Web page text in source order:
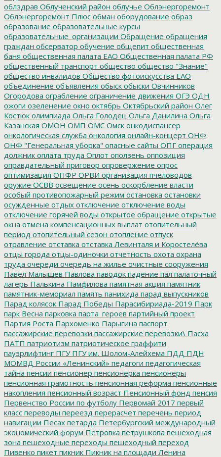
облздрав Облученский район облучье Облэнергоремонт
Облэнергоремонт Плюс обман оборудование образ
образование образовательные курсы
образовательные_организации Обращение обращения
граждан обсерватор обучение общепит общественная
баня общественная палата ЕАО Общественная палата РФ
общественный транспорт общество общество "Знание"
общество инвалидов Общество фотоискусства ЕАО
объединение объявления обыск обыски Овчинников
Огородова ограбление ограничение движения ОГЭ ОДН
ожоги озеленение окно октябрь Октябрьский район Олег
Костюк олимпиада Ольга Голодец Ольга Данилина Ольга
Казанская ОМОН ОМП ОМС Омск онкодиспансер
онкологическая служба онкология онлайн-концерт ОНФ
ОНФ "Генеральная уборка" опасные сайты ОПГ операция
должник оплата труда Оплот оползень оппозиция
оправдательный приговор опровержение опрос
оптимизация ОПФР ОРВИ организация пчеловодов
оружие ОСВВ освещение осень оскорбление власти
особый противопожарный режим остановка остановки
осужденные отдых отключение отключение воды
отключение горячей воды открытое обращение открытые
окна отмена компенсационных выплат отопительный
период отопительный сезон отопление отпуск
отравление отставка отставка Левинталя и Коростелёва
отцы города отцы-одиночки отчетность охота охрана
труда очереди очередь на жилье очистные сооружения
Павел Малышев Павлова паводок падение пал палаточный
лагерь Палькина Памфилова памятная акция памятник
памятник-мемориал память панихида парад выпускников
Парад колясок Парад Победы Парасибириада-2019 Парк
парк Весна парковка парта_героев партийный проект
Партия Роста Пархоменко Парыгина паспорт
пассажирские перевозки пассажирские перевозки\ Пасха
ПАТП патриотизм патриотическое граффити
пауэрлифтинг ПГУПГУ им. Шолом-Алейхема ПДД ПДН
МОМВД России «Ленинский» педагоги педагогическая
тайна пенсии пенсионер пенсионерка пенсионеры
пенсионная грамотность пенсионная реформа пенсионные
накопления пенсионный возраст Пенсионный фонд пенсия
Первенство России по футболу Первомай 2017 первый
класс переводы переезд перерасчет перечень период
навигации Песах петарда Петербургский международный
экономический форум Петровка петрушкова пешеходная
зона пешеходные переходы пешеходный переход
Пивенко пикет пикник Пикник на площади Ленина